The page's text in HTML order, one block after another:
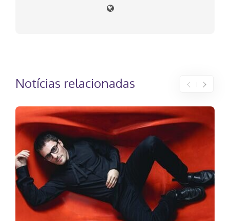
Notícias relacionadas